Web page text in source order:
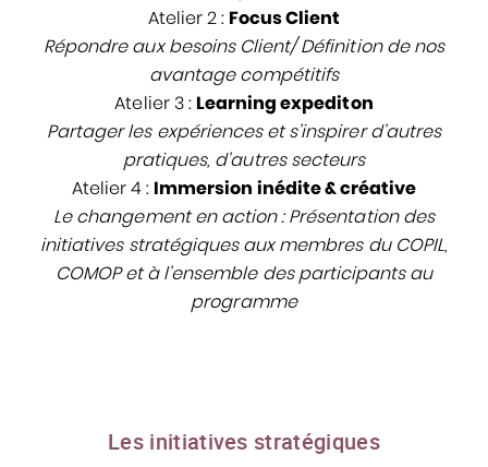
Atelier 2 : Focus Client
Répondre aux besoins Client/ Définition de nos
avantage compétitifs
Atelier 3 : Learning expediton
Partager les expériences et s’inspirer d’autres
pratiques, d’autres secteurs
Atelier 4 : Immersion inédite & créative
Le changement en action : Présentation des
initiatives stratégiques aux membres du COPIL,
COMOP et à l’ensemble des participants au
programme
Les initiatives stratégiques